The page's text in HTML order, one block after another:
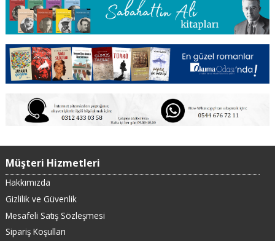
Müşteri Hizmetleri
Hakkımızda
Gizlilik ve Güvenlik
Mesafeli Satış Sözleşmesi
Sipariş Koşulları